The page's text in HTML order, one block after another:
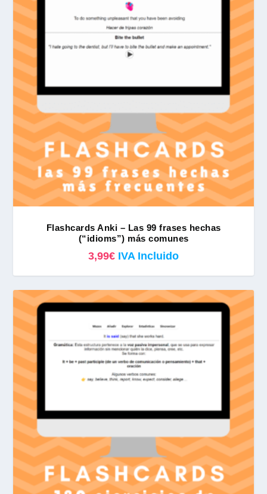
Flashcards Anki – Las 99 frases hechas
(“idioms”) más comunes
3,99€ IVA Incluido